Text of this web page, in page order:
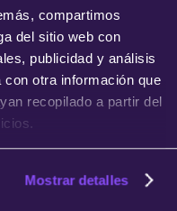
compartimos
del sitio web con
publicidad y análisis
otra información que
recopilado a partir del
Mostrar detalles
tu certificado